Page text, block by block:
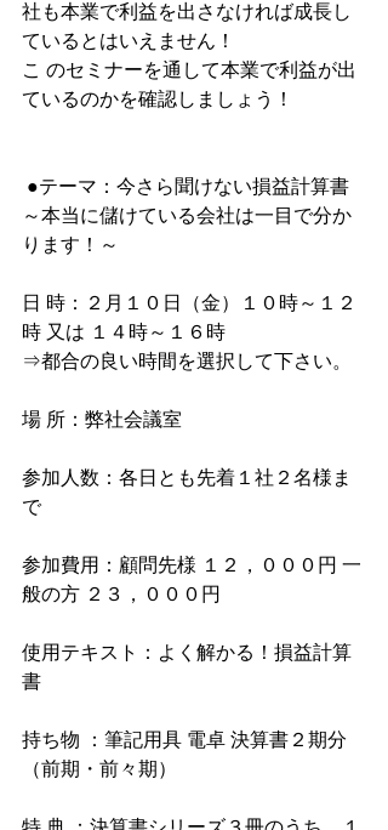
社も本業で利益を出さなければ成長し
ているとはいえません！
こ のセミナーを通して本業で利益が出
ているのかを確認しましょう！
●テーマ：今さら聞けない損益計算書
～本当に儲けている会社は一目で分か
ります！～
日 時：２月１０日（金）１０時～１２
時 又は １４時～１６時
⇒都合の良い時間を選択して下さい。
場 所：弊社会議室
参加人数：各日とも先着１社２名様ま
で
参加費用：顧問先様 １２，０００円 一
般の方 ２３，０００円
使用テキスト：よく解かる！損益計算
書
持ち物 ：筆記用具 電卓 決算書２期分
（前期・前々期）